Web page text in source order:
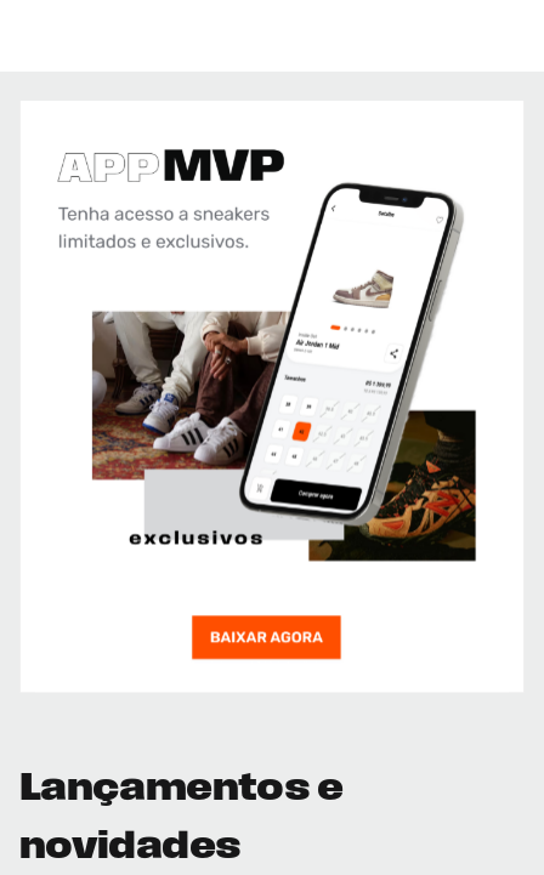
Lançamentos e
novidades